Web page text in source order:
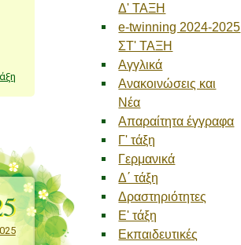
Δ' ΤΑΞΗ
e-twinning 2024-2025
ΣΤ' ΤΑΞΗ
Αγγλικά
Ανακοινώσεις και
Νέα
Απαραίτητα έγγραφα
Γ' τάξη
Γερμανικά
Δ΄ τάξη
Δραστηριότητες
Ε' τάξη
Εκπαιδευτικές